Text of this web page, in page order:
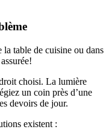
la table de cuisine ou dans
choisi. La lumière
un coin près d’une
devoirs de jour.
existent :